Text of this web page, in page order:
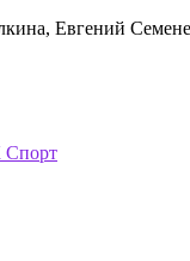
Евгений
Спорт